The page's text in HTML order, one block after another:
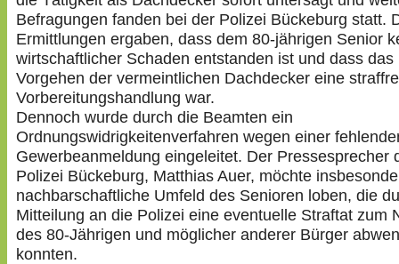
Befragungen fanden bei der Polizei Bückeburg statt.
Ermittlungen ergaben, dass dem 80-jährigen Senior
wirtschaftlicher Schaden entstanden ist und dass das
Vorgehen der vermeintlichen Dachdecker eine
Vorbereitungshandlung war.
Dennoch wurde durch die Beamten ein
Ordnungswidrigkeitenverfahren wegen einer
Gewerbeanmeldung eingeleitet. Der Pressesprecher
Polizei Bückeburg, Matthias Auer, möchte
nachbarschaftliche Umfeld des Senioren loben, die
Mitteilung an die Polizei eine eventuelle Straftat zum
des 80-Jährigen und möglicher anderer Bürger
konnten.